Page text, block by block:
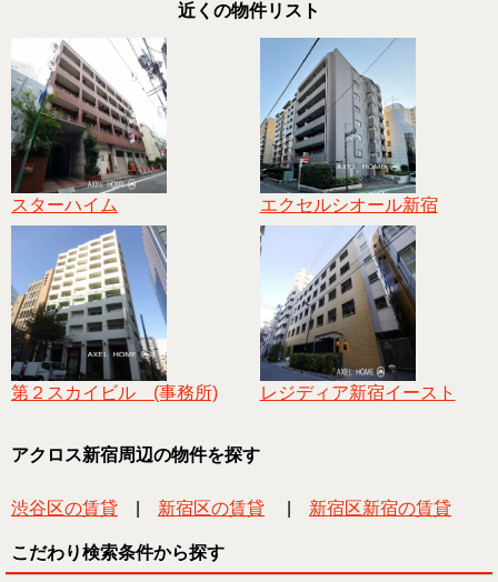
近くの物件リスト
スターハイム エクセルシオール新宿
第２スカイビル (事務所) レジディア新宿イースト
アクロス新宿周辺の物件を探す
渋谷区の賃貸 新宿区の賃貸 新宿区新宿の賃貸
こだわり検索条件から探す